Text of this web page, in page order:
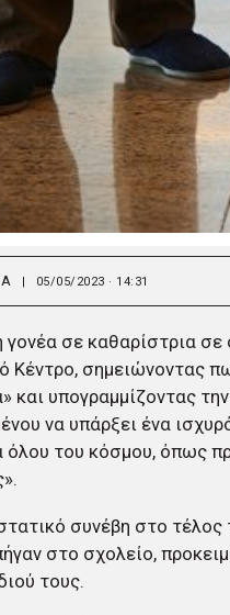
05/05/2023 · 14:31
γονέα σε καθαρίστρια
Κέντρο, σημειώνοντας
και υπογραμμίζοντας
να υπάρξει ένα
όλου του κόσμου, όπως
συνέβη στο
στο σχολείο,
τους.